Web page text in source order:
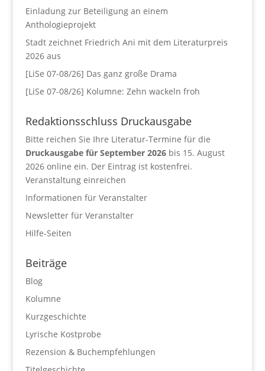
Einladung zur Beteiligung an einem
Anthologieprojekt
Stadt zeichnet Friedrich Ani mit dem Literaturpreis
2026 aus
[LiSe 07-08/26] Das ganz große Drama
[LiSe 07-08/26] Kolumne: Zehn wackeln froh
Redaktionsschluss Druckausgabe
Bitte reichen Sie Ihre Literatur-Termine für die
Druckausgabe für September 2026bis 15. August
2026 online ein. Der Eintrag ist kostenfrei.
Veranstaltung einreichen
Informationen für Veranstalter
Newsletter für Veranstalter
Hilfe-Seiten
Beiträge
Blog
Kolumne
Kurzgeschichte
Lyrische Kostprobe
Rezension & Buchempfehlungen